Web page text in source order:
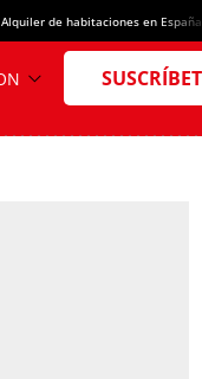
Alquiler de habitaciones en España